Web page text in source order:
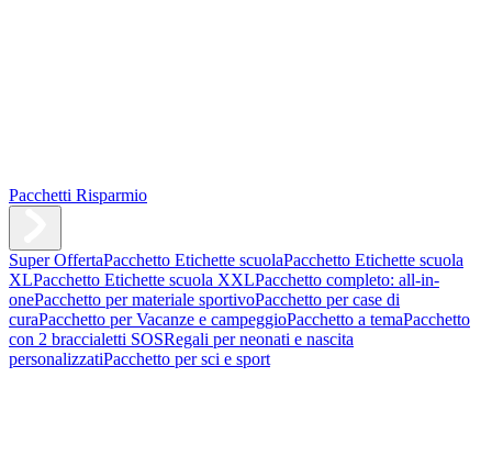
Pacchetti Risparmio
Super OffertaPacchetto Etichette scuolaPacchetto Etichette scuola
XLPacchetto Etichette scuola XXLPacchetto completo: all-in-
onePacchetto per materiale sportivoPacchetto per case di
curaPacchetto per Vacanze e campeggioPacchetto a temaPacchetto
con 2 braccialetti SOSRegali per neonati e nascita
personalizzatiPacchetto per sci e sport